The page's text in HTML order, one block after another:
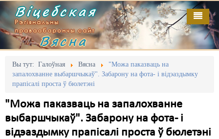
Віцебская
Рэгіянальны
праваабарончы сайт
Вясна
Вы тут: Галоўная Вясна
"Можа паказваць на
запалохванне выбаршчыкаў". Забарону на фота- і відэаздымку
прапісалі проста ў бюлетэні
"Можа паказваць на запалохванне
выбаршчыкаў". Забарону на фота- і
відэаздымку прапісалі проста ў бюлетэні
Галоўная
Адміністрацыйны перасьлед
Акцыі
Безбар'ернае асяродзьдзе
Выбары
Выданьні
Відэа
Кантакт
Пра нас